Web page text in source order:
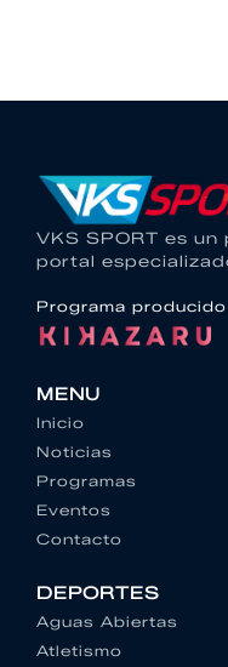
VKS SPORT es
portal
Programa
MENU
Inicio
Noticias
Programas
Eventos
Contacto
DEPORTES
Aguas Abiertas
Atletismo